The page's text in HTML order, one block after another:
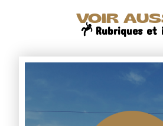
VOIR
Rubriques et